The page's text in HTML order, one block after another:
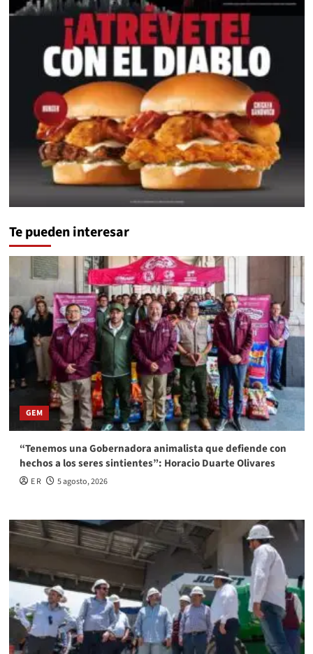
Te pueden interesar
GEM
“Tenemos una Gobernadora animalista que defiende con
hechos a los seres sintientes”: Horacio Duarte Olivares
E R 5 agosto, 2026